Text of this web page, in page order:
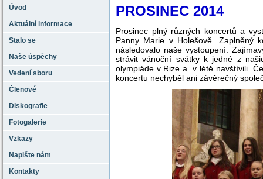
Úvod
Aktuální informace
Stalo se
Naše úspěchy
Vedení sboru
Členové
Diskografie
Fotogalerie
Vzkazy
Napište nám
Kontakty
PROSINEC 2014
Prosinec plný různých koncertů a
Panny Marie v Holešově. Zaplněný
následovalo naše vystoupení.
strávit vánoční svátky k jedné z
olympiáde v Rize a v létě navštívili
koncertu nechyběl ani závěrečný